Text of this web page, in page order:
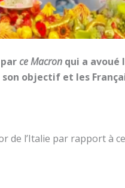
ce Macron qui a avoué
objectif et les
de l’Italie par rapport à